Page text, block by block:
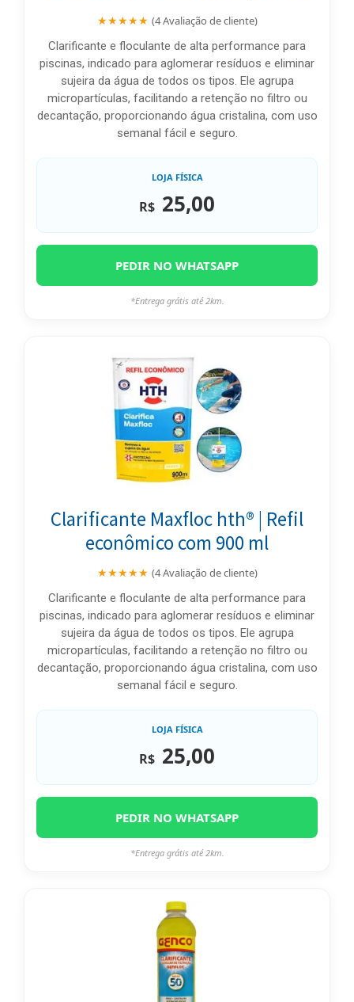
★★★★★ (4 Avaliação de cliente)
Clarificante e floculante de alta performance para
piscinas, indicado para aglomerar resíduos e eliminar
sujeira da água de todos os tipos. Ele agrupa
micropartículas, facilitando a retenção no filtro ou
decantação, proporcionando água cristalina, com uso
semanal fácil e seguro.
LOJA FÍSICA
R$ 25,00
PEDIR NO WHATSAPP
*Entrega grátis até 2km.
Clarificante Maxfloc hth® | Refil
econômico com 900 ml
★★★★★ (4 Avaliação de cliente)
Clarificante e floculante de alta performance para
piscinas, indicado para aglomerar resíduos e eliminar
sujeira da água de todos os tipos. Ele agrupa
micropartículas, facilitando a retenção no filtro ou
decantação, proporcionando água cristalina, com uso
semanal fácil e seguro.
LOJA FÍSICA
R$ 25,00
PEDIR NO WHATSAPP
*Entrega grátis até 2km.